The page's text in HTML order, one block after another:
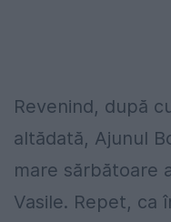
Revenind, după
altădată, Ajunul
mare sărbătoare
Vasile. Repet, ca